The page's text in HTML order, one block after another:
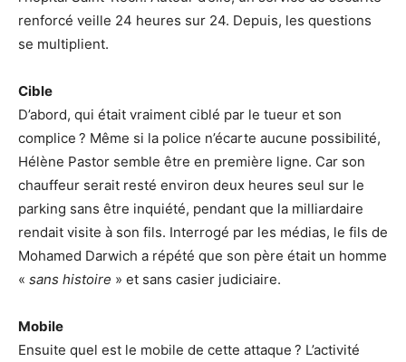
renforcé veille 24 heures sur 24. Depuis, les questions
se multiplient.
Cible
D’abord, qui était vraiment ciblé par le tueur et son
complice ? Même si la police n’écarte aucune possibilité,
Hélène Pastor semble être en première ligne. Car son
chauffeur serait resté environ deux heures seul sur le
parking sans être inquiété, pendant que la milliardaire
rendait visite à son fils. Interrogé par les médias, le fils de
Mohamed Darwich a répété que son père était un homme
« sans histoire » et sans casier judiciaire.
Mobile
Ensuite quel est le mobile de cette attaque ? L’activité